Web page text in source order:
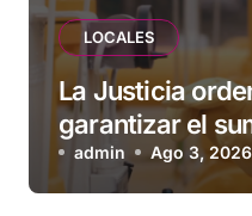
LOCALES
La Justicia
garantizar el
una familia de
admin Ago 3, 2026